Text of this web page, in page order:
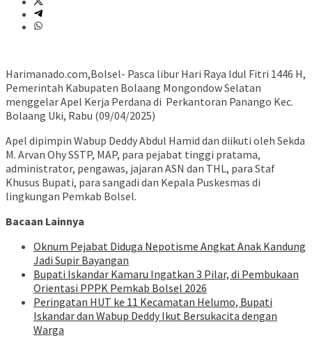
Harimanado.com,Bolsel- Pasca libur Hari Raya Idul Fitri 1446 H,
Pemerintah Kabupaten Bolaang Mongondow Selatan
menggelar Apel Kerja Perdana di Perkantoran Panango Kec.
Bolaang Uki, Rabu (09/04/2025)
Apel dipimpin Wabup Deddy Abdul Hamid dan diikuti oleh Sekda
M. Arvan Ohy SSTP, MAP, para pejabat tinggi pratama,
administrator, pengawas, jajaran ASN dan THL, para Staf
Khusus Bupati, para sangadi dan Kepala Puskesmas di
lingkungan Pemkab Bolsel.
Bacaan Lainnya
Oknum Pejabat Diduga Nepotisme Angkat Anak Kandung
Jadi Supir Bayangan
Bupati Iskandar Kamaru Ingatkan 3 Pilar, di Pembukaan
Orientasi PPPK Pemkab Bolsel 2026
Peringatan HUT ke 11 Kecamatan Helumo, Bupati
Iskandar dan Wabup Deddy Ikut Bersukacita dengan
Warga